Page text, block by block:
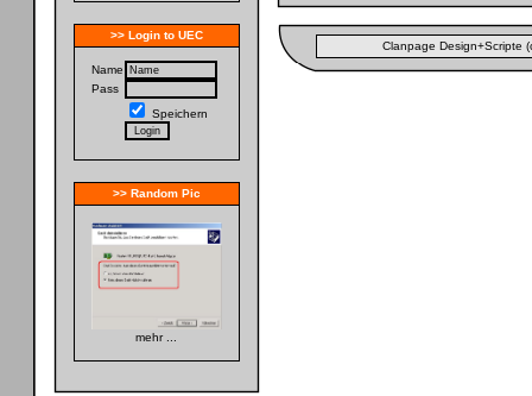
>> Login to UEC
Name
Pass
Speichern
>> Random Pic
mehr ...
Clanpage Design+Scripte